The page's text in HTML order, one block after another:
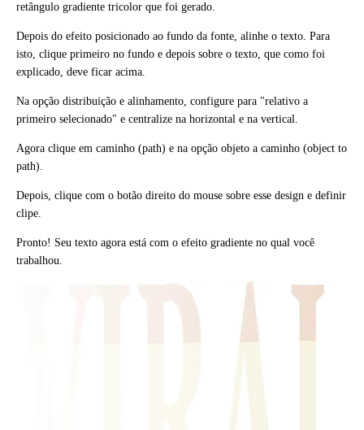
retângulo gradiente tricolor que foi gerado.
Depois do efeito posicionado ao fundo da fonte, alinhe o texto. Para
isto, clique primeiro no fundo e depois sobre o texto, que como foi
explicado, deve ficar acima.
Na opção distribuição e alinhamento, configure para "relativo a
primeiro selecionado" e centralize na horizontal e na vertical.
Agora clique em caminho (path) e na opção objeto a caminho (object to
path).
Depois, clique com o botão direito do mouse sobre esse design e definir
clipe.
Pronto! Seu texto agora está com o efeito gradiente no qual você
trabalhou.